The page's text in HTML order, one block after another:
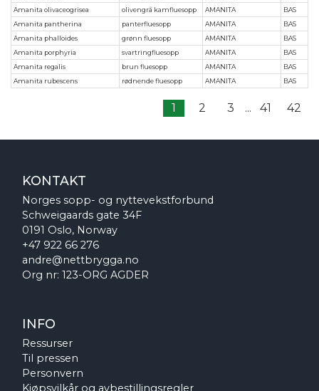
Amanita olivaceogrisea
olivengrå kamfluesopp AMANITA
BAS
Amanita pantherina
panterfluesopp AMANITA
BAS
Amanita phalloides
grønn fluesopp AMANITA
BAS
Amanita porphyria
svartringfluesopp AMANITA
BAS
Amanita regalis
brun fluesopp AMANITA
BAS
Amanita rubescens
rødnende fluesopp AMANITA BAS
1 2 3 ... 41 42
KONTAKT
Norges sopp- og nyttevekstforbund
Schweigaards gate 34F
0191 Oslo, Norway
+47 922 66 276
andre@nettbrygga.no
Org nr: 123-ORG AGDER
INFO
Ressurser
Til pressen
Personvern
Kjøpsvilkår og avbestillingsregler